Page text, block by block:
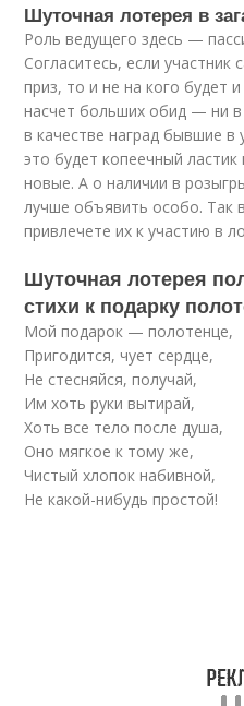
Шуточная лотерея в
Роль ведущего здесь —
Согласитесь, если
приз, то и не на кого будет
насчет больших обид — ни в
в качестве наград бывшие
это будет копеечный
новые. А о наличии в
лучше объявить особо. Так
привлечете их к участию в
Шуточная лотерея
стихи к подарку
Мой подарок — полотенце,
Пригодится, чует сердце,
Не стесняйся, получай,
Им хоть руки вытирай,
Хоть все тело после душа,
Оно мягкое к тому же,
Чистый хлопок набивной,
Не какой-нибудь простой!